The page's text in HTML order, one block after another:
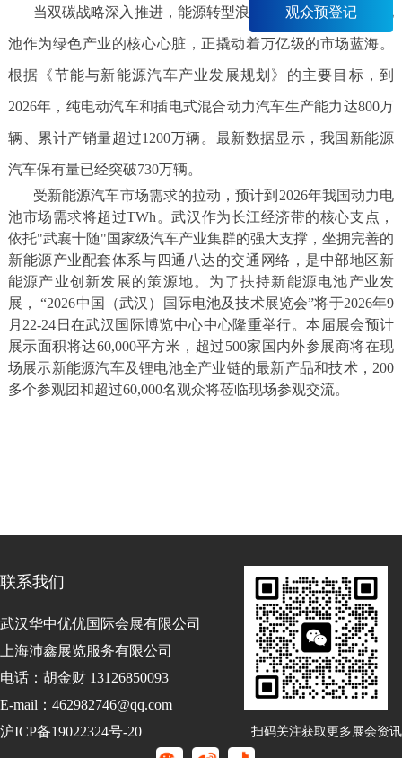
当双碳战略深入推进，能源转型浪潮席卷全球，新能源电
池作为绿色产业的核心心脏，正撬动着万亿级的市场蓝海。
根据《节能与新能源汽车产业发展规划》的主要目标，到
2026年，纯电动汽车和插电式混合动力汽车生产能力达800万
辆、累计产销量超过1200万辆。最新数据显示，我国新能源
汽车保有量已经突破730万辆。
受新能源汽车市场需求的拉动，预计到2026年我国动力电
池市场需求将超过TWh。武汉作为长江经济带的核心支点，
依托"武襄十随"国家级汽车产业集群的强大支撑，坐拥完善的
新能源产业配套体系与四通八达的交通网络，是中部地区新
能源产业创新发展的策源地。为了扶持新能源电池产业发
展， “2026中国（武汉）国际电池及技术展览会”将于2026年9
月22-24日在武汉国际博览中心中心隆重举行。本届展会预计
展示面积将达60,000平方米，超过500家国内外参展商将在现
场展示新能源汽车及锂电池全产业链的最新产品和技术，200
多个参观团和超过60,000名观众将莅临现场参观交流。
联系我们
武汉华中优优国际会展有限公司
上海沛鑫展览服务有限公司
电话：胡金财 13126850093
E-mail：462982746@qq.com
沪ICP备19022324号-20
扫码关注获取更多展会资讯
观众预登记